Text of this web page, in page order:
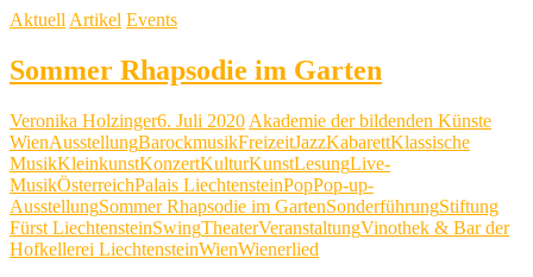
Aktuell Artikel Events
Sommer Rhapsodie im Garten
Veronika Holzinger6. Juli 2020 Akademie der bildenden Künste
WienAusstellungBarockmusikFreizeitJazzKabarettKlassische
MusikKleinkunstKonzertKulturKunstLesungLive-
MusikÖsterreichPalais LiechtensteinPopPop-up-
AusstellungSommer Rhapsodie im GartenSonderführungStiftung
Fürst LiechtensteinSwingTheaterVeranstaltungVinothek & Bar der
Hofkellerei LiechtensteinWienWienerlied